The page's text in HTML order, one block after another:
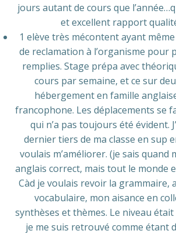
jours autant de cours que
et excellent rapport
1 elève très mécontent ayant
de reclamation à lʼorganisme pour
remplies. Stage prépa avec
cours par semaine, et ce sur
hébergement en famille
francophone. Les déplacements se
qui n’a pas toujours été évident.
dernier tiers de ma classe en sup
voulais m’améliorer. (je sais quand
anglais correct, mais tout le monde
Càd je voulais revoir la grammaire,
vocabulaire, mon aisance en
synthèses et thèmes. Le niveau
je me suis retrouvé comme étant